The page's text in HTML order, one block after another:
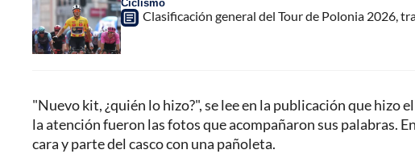
Clasificación general del Tour de Polonia 2026,
"Nuevo kit, ¿quién lo hizo?", se lee en la publicación que
la atención fueron las fotos que acompañaron sus palabras.
cara y parte del casco con una pañoleta.